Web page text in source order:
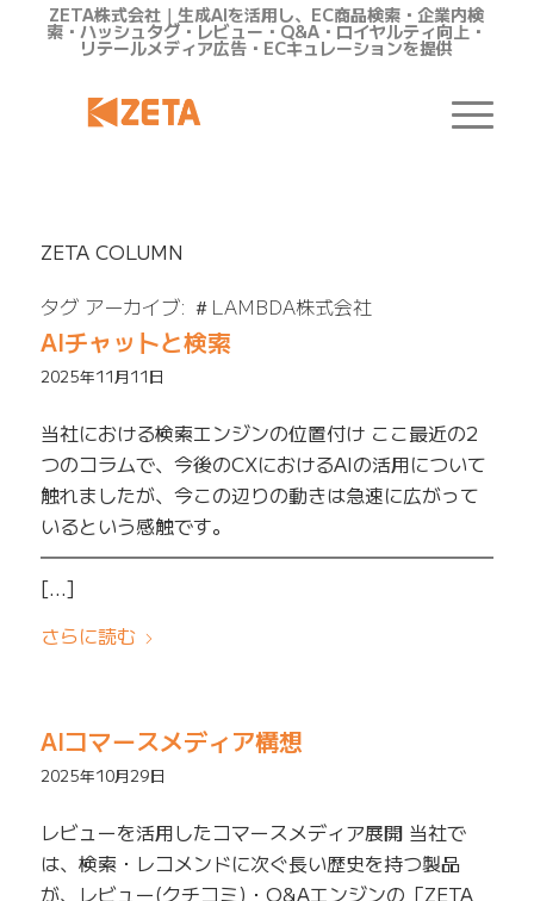
ZETA株式会社｜生成AIを活用し、EC商品検索・企業内検
索・ハッシュタグ・レビュー・Q&A・ロイヤルティ向上・
リテールメディア広告・ECキュレーションを提供
ZETA COLUMN
タグ アーカイブ: ＃LAMBDA株式会社
AIチャットと検索
2025年11月11日
当社における検索エンジンの位置付け ここ最近の2
つのコラムで、今後のCXにおけるAIの活用について
触れましたが、今この辺りの動きは急速に広がって
いるという感触です。
[…]
さらに読む
AIコマースメディア構想
2025年10月29日
レビューを活用したコマースメディア展開 当社で
は、検索・レコメンドに次ぐ長い歴史を持つ製品
が、レビュー(クチコミ)・Q&Aエンジンの「ZETA